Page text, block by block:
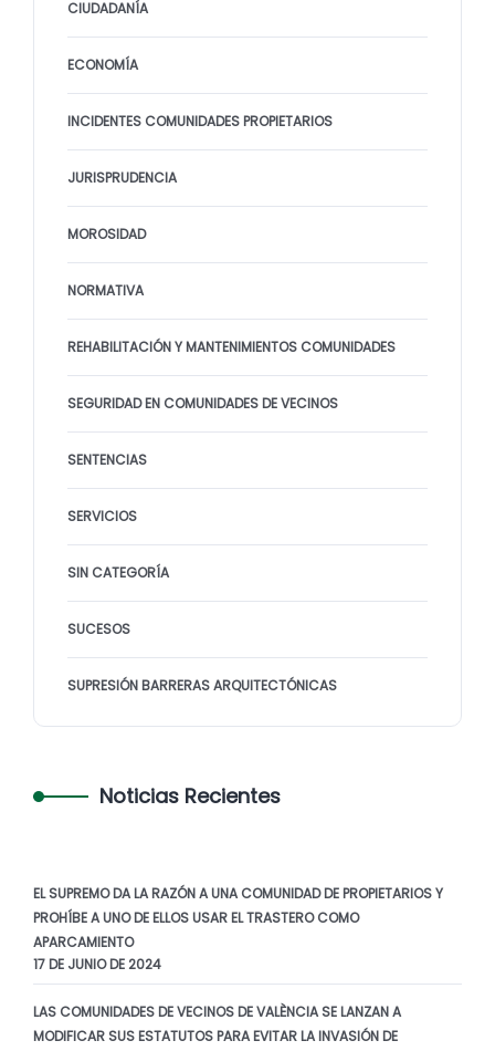
CIUDADANÍA
ECONOMÍA
INCIDENTES COMUNIDADES PROPIETARIOS
JURISPRUDENCIA
MOROSIDAD
NORMATIVA
REHABILITACIÓN Y MANTENIMIENTOS COMUNIDADES
SEGURIDAD EN COMUNIDADES DE VECINOS
SENTENCIAS
SERVICIOS
SIN CATEGORÍA
SUCESOS
SUPRESIÓN BARRERAS ARQUITECTÓNICAS
Noticias Recientes
EL SUPREMO DA LA RAZÓN A UNA COMUNIDAD DE PROPIETARIOS Y
PROHÍBE A UNO DE ELLOS USAR EL TRASTERO COMO
APARCAMIENTO
17 DE JUNIO DE 2024
LAS COMUNIDADES DE VECINOS DE VALÈNCIA SE LANZAN A
MODIFICAR SUS ESTATUTOS PARA EVITAR LA INVASIÓN DE